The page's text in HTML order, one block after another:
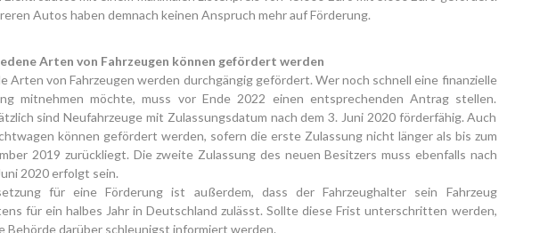
Autos haben demnach keinen Anspruch mehr auf Förderung.
Arten von Fahrzeugen können gefördert werden
Arten von Fahrzeugen werden durchgängig gefördert. Wer noch schnell eine finanzielle
mitnehmen möchte, muss vor Ende 2022 einen entsprechenden Antrag stellen.
sind Neufahrzeuge mit Zulassungsdatum nach dem 3. Juni 2020 förderfähig. Auch
können gefördert werden, sofern die erste Zulassung nicht länger als bis zum
2019 zurückliegt. Die zweite Zulassung des neuen Besitzers muss ebenfalls nach
2020 erfolgt sein.
für eine Förderung ist außerdem, dass der Fahrzeughalter sein Fahrzeug
für ein halbes Jahr in Deutschland zulässt. Sollte diese Frist unterschritten werden,
Behörde darüber schleunigst informiert werden.